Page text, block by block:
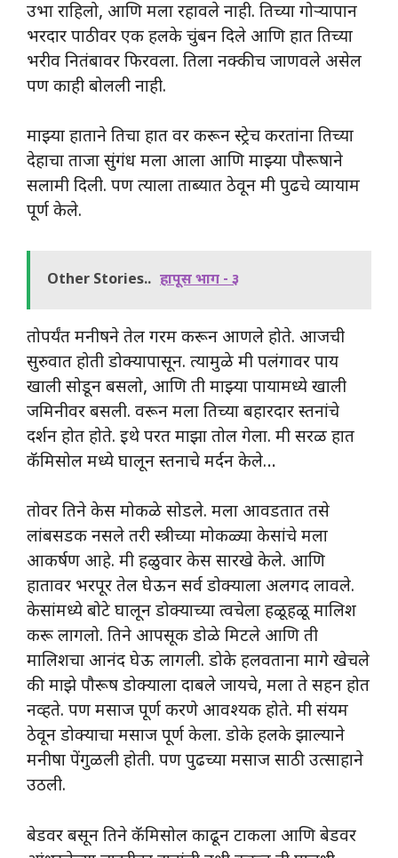
उभा राहिलो, आणि मला रहावले नाही. तिच्या गोऱ्यापान
भरदार पाठीवर एक हलके चुंबन दिले आणि हात तिच्या
भरीव नितंबावर फिरवला. तिला नक्कीच जाणवले असेल
पण काही बोलली नाही.
माझ्या हाताने तिचा हात वर करून स्ट्रेच करतांना तिच्या
देहाचा ताजा सुंगंध मला आला आणि माझ्या पौरूषाने
सलामी दिली. पण त्याला ताब्यात ठेवून मी पुढचे व्यायाम
पूर्ण केले.
Other Stories.. हापूस भाग - ३
तोपर्यंत मनीषने तेल गरम करून आणले होते. आजची
सुरुवात होती डोक्यापासून. त्यामुळे मी पलंगावर पाय
खाली सोडून बसलो, आणि ती माझ्या पायामध्ये खाली
जमिनीवर बसली. वरून मला तिच्या बहारदार स्तनांचे
दर्शन होत होते. इथे परत माझा तोल गेला. मी सरळ हात
कॅमिसोल मध्ये घालून स्तनाचे मर्दन केले…
तोवर तिने केस मोकळे सोडले. मला आवडतात तसे
लांबसडक नसले तरी स्त्रीच्या मोकळ्या केसांचे मला
आकर्षण आहे. मी हळुवार केस सारखे केले. आणि
हातावर भरपूर तेल घेऊन सर्व डोक्याला अलगद लावले.
केसांमध्ये बोटे घालून डोक्याच्या त्वचेला हळूहळू मालिश
करू लागलो. तिने आपसूक डोळे मिटले आणि ती
मालिशचा आनंद घेऊ लागली. डोके हलवताना मागे खेचले
की माझे पौरूष डोक्याला दाबले जायचे, मला ते सहन होत
नव्हते. पण मसाज पूर्ण करणे आवश्यक होते. मी संयम
ठेवून डोक्याचा मसाज पूर्ण केला. डोके हलके झाल्याने
मनीषा पेंगुळली होती. पण पुढच्या मसाज साठी उत्साहाने
उठली.
बेडवर बसून तिने कॅमिसोल काढून टाकला आणि बेडवर